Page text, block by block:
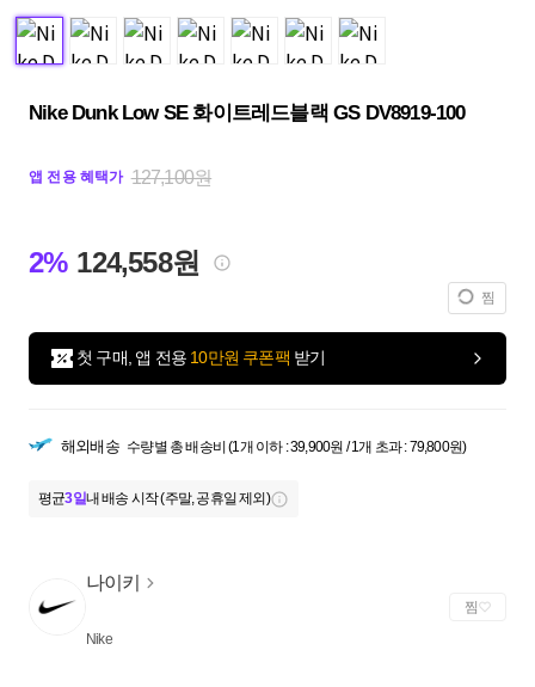
Nike Dunk Low SE 화이트레드블랙 GS DV8919-100
앱 전용 혜택가 127,100원
2% 124,558원
찜
첫 구매, 앱 전용 10만원 쿠폰팩 받기
해외배송 수량별 총 배송비 (1개 이하 : 39,900원 / 1개 초과 : 79,800원)
평균3일내 배송 시작 (주말, 공휴일 제외)
나이키
Nike
찜